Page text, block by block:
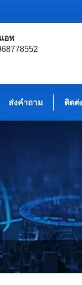
อพ
ส่งคำถาม ติดต่